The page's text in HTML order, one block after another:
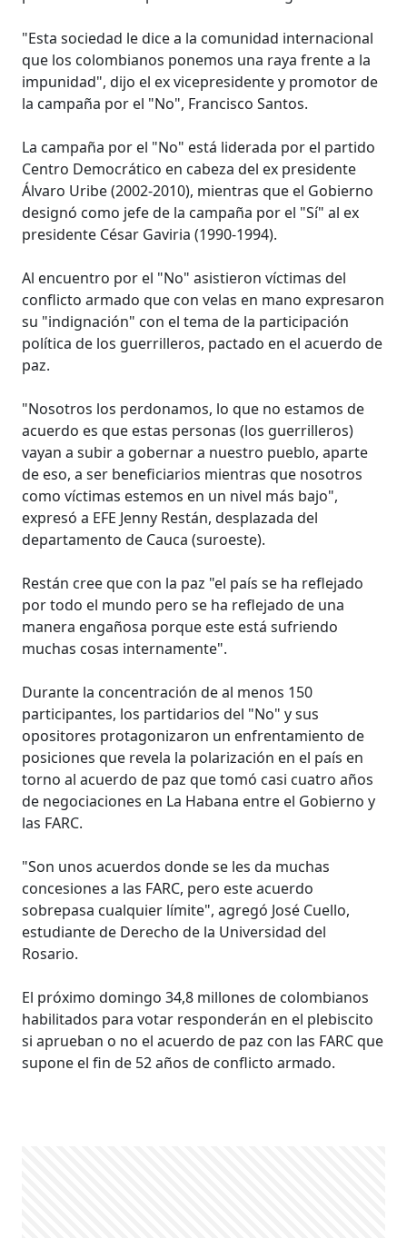
"Esta sociedad le dice a la comunidad internacional
que los colombianos ponemos una raya frente a la
impunidad", dijo el ex vicepresidente y promotor de
la campaña por el "No", Francisco Santos.
La campaña por el "No" está liderada por el partido
Centro Democrático en cabeza del ex presidente
Álvaro Uribe (2002-2010), mientras que el Gobierno
designó como jefe de la campaña por el "Sí" al ex
presidente César Gaviria (1990-1994).
Al encuentro por el "No" asistieron víctimas del
conflicto armado que con velas en mano expresaron
su "indignación" con el tema de la participación
política de los guerrilleros, pactado en el acuerdo de
paz.
"Nosotros los perdonamos, lo que no estamos de
acuerdo es que estas personas (los guerrilleros)
vayan a subir a gobernar a nuestro pueblo, aparte
de eso, a ser beneficiarios mientras que nosotros
como víctimas estemos en un nivel más bajo",
expresó a EFE Jenny Restán, desplazada del
departamento de Cauca (suroeste).
Restán cree que con la paz "el país se ha reflejado
por todo el mundo pero se ha reflejado de una
manera engañosa porque este está sufriendo
muchas cosas internamente".
Durante la concentración de al menos 150
participantes, los partidarios del "No" y sus
opositores protagonizaron un enfrentamiento de
posiciones que revela la polarización en el país en
torno al acuerdo de paz que tomó casi cuatro años
de negociaciones en La Habana entre el Gobierno y
las FARC.
"Son unos acuerdos donde se les da muchas
concesiones a las FARC, pero este acuerdo
sobrepasa cualquier límite", agregó José Cuello,
estudiante de Derecho de la Universidad del
Rosario.
El próximo domingo 34,8 millones de colombianos
habilitados para votar responderán en el plebiscito
si aprueban o no el acuerdo de paz con las FARC que
supone el fin de 52 años de conflicto armado.